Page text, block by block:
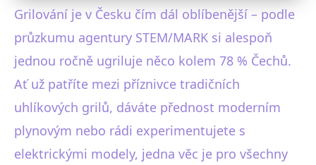
Grilování je v Česku čím dál oblíbenější – podle
průzkumu agentury STEM/MARK si alespoň
jednou ročně ugriluje něco kolem 78 % Čechů.
Ať už patříte mezi příznivce tradičních
uhlíkových grilů, dáváte přednost moderním
plynovým nebo rádi experimentujete s
elektrickými modely, jedna věc je pro všechny